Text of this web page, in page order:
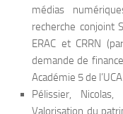
médias
recherche conjoint
ERAC et CRRN
demande de
Académie 5 de
Pélissier,
Valorisation du